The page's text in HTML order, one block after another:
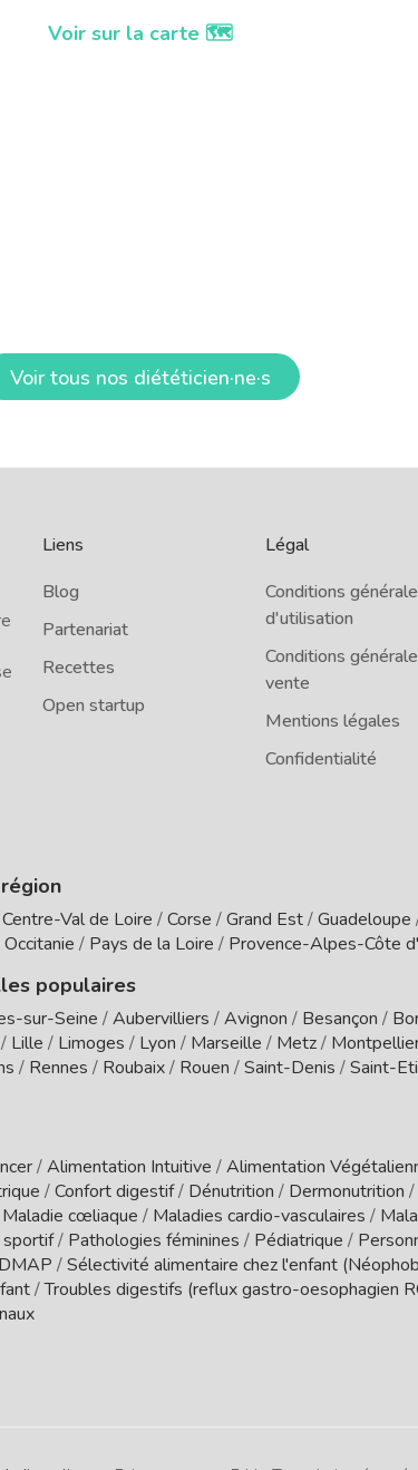
Voir sur la carte 🗺️
Voir tous nos diététicien·ne·s
Liens
Blog
Partenariat
Recettes
Open startup
Légal
Conditions
d'utilisation
Conditions
vente
Mentions légales
Confidentialité
Centre-Val de Loire /Corse /Grand Est/Guadeloupe
Occitanie / Pays de la Loire / Provence-Alpes-Côte
populaires
sur-Seine /Aubervilliers /Avignon / Besançon /
/ Lille / Limoges / Lyon / Marseille / Metz/
/ Rennes / Roubaix/ Rouen /Saint-Denis /Saint-
/Alimentation Intuitive /Alimentation
/Confort digestif/ Dénutrition / Dermonutrition /
Maladie cœliaque / Maladies cardio-vasculaires /
sportif/ Pathologies féminines / Pédiatrique /
/Sélectivité alimentaire chez l'enfant
/Troubles digestifs (reflux gastro-oesophagien